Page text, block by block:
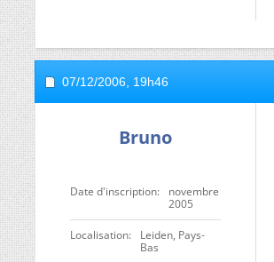
07/12/2006, 19h46
Bruno
Date d'inscription
novembre
2005
Localisation
Leiden, Pays-
Bas